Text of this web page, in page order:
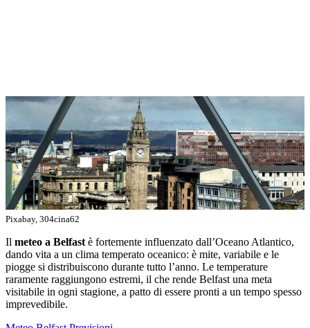
Pixabay, 304cina62
Il meteo a Belfast è fortemente influenzato dall’Oceano Atlantico,
dando vita a un clima temperato oceanico: è mite, variabile e le
piogge si distribuiscono durante tutto l’anno. Le temperature
raramente raggiungono estremi, il che rende Belfast una meta
visitabile in ogni stagione, a patto di essere pronti a un tempo spesso
imprevedibile.